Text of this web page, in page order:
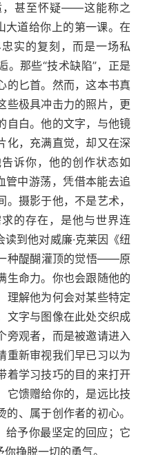
，甚至怀疑——这能称之
大道给你上的第一课。在
实的复刻，而是一场私
。那些“技术缺陷”，正是
的匕首。然而，这本书真
些极具冲击力的照片，更
自白。他的文字，与他镜
化，充满直觉，却又在深
诉你，他的创作状态如
管中游荡，凭借本能去追
摄影于他，不是艺术，
的存在，是他与世界连
到他对威廉·克莱因《纽
种醍醐灌顶的觉悟——原
生命力。你也会跟随他的
理解他为何会对某些特定
文字与图像在此处交织成
旁观者，而是被邀请进入
重新审视我们早已习以为
着学习技巧的目的来打开
它馈赠给你的，是远比技
、属于创作者的初心。
给予你最坚定的回应；它
挣脱一切的勇气。